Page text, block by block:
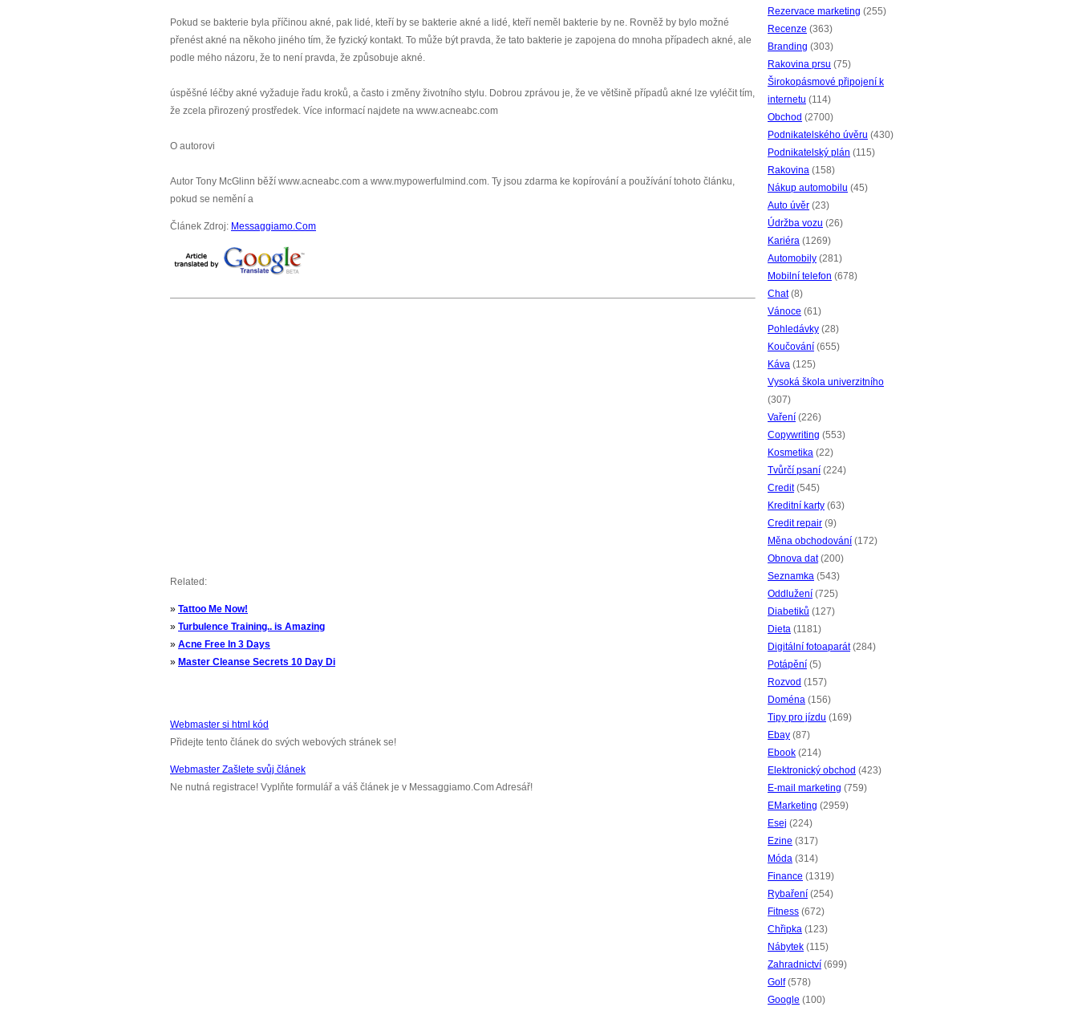
Pokud se bakterie byla příčinou akné, pak lidé, kteří by se bakterie akné a lidé, kteří neměl bakterie by ne. Rovněž by bylo možné
přenést akné na někoho jiného tím, že fyzický kontakt. To může být pravda, že tato bakterie je zapojena do mnoha případech akné, ale
podle mého názoru, že to není pravda, že způsobuje akné.
úspěšné léčby akné vyžaduje řadu kroků, a často i změny životního stylu. Dobrou zprávou je, že ve většině případů akné lze vyléčit tím,
že zcela přirozený prostředek. Více informací najdete na www.acneabc.com
O autorovi
Autor Tony McGlinn běží www.acneabc.com a www.mypowerfulmind.com. Ty jsou zdarma ke kopírování a používání tohoto článku,
pokud se nemění a
Článek Zdroj: Messaggiamo.Com
Related:
» Tattoo Me Now!
» Turbulence Training.. is Amazing
» Acne Free In 3 Days
» Master Cleanse Secrets 10 Day Di
Webmaster si html kód
Přidejte tento článek do svých webových stránek se!
Webmaster Zašlete svůj článek
Ne nutná registrace! Vyplňte formulář a váš článek je v Messaggiamo.Com Adresář!
Rezervace marketing (255)
Recenze (363)
Branding (303)
Rakovina prsu (75)
Širokopásmové připojení k
internetu (114)
Obchod (2700)
Podnikatelského úvěru (430)
Podnikatelský plán (115)
Rakovina (158)
Nákup automobilu (45)
Auto úvěr (23)
Údržba vozu (26)
Kariéra (1269)
Automobily (281)
Mobilní telefon (678)
Chat(8)
Vánoce (61)
Pohledávky (28)
Koučování (655)
Káva (125)
Vysoká škola univerzitního
(307)
Vaření (226)
Copywriting (553)
Kosmetika (22)
Tvůrčí psaní (224)
Credit(545)
Kreditní karty (63)
Credit repair (9)
Měna obchodování (172)
Obnova dat(200)
Seznamka (543)
Oddlužení (725)
Diabetiků (127)
Dieta (1181)
Digitální fotoaparát(284)
Potápění (5)
Rozvod (157)
Doména (156)
Tipy pro jízdu (169)
Ebay (87)
Ebook (214)
Elektronický obchod (423)
E-mail marketing (759)
EMarketing (2959)
Esej (224)
Ezine (317)
Móda (314)
Finance (1319)
Rybaření (254)
Fitness (672)
Chřipka (123)
Nábytek (115)
Zahradnictví (699)
Golf(578)
Google (100)